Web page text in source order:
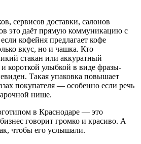
сервисов доставки, салонов
это даёт прямую коммуникацию с
кофейня предлагает кофе
вкус, но и чашка. Кто
стакан или аккуратный
короткой улыбкой в виде фразы-
Такая упаковка повышает
покупателя — особенно если речь
нише.
в Краснодаре — это
говорит громко и красиво. А
чтобы его услышали.